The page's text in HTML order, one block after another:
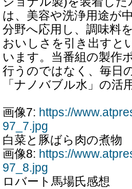
は、美容や洗浄用途が
分野へ応用し、調味料
おいしさを引き出すと
います。当番組の製作
行うのではなく、毎日
「ナノバブル水」の活
画像7: https://
97_7.jpg
白菜と豚ばら肉の煮物
画像8: https://
97_8.jpg
ロバート馬場氏感想